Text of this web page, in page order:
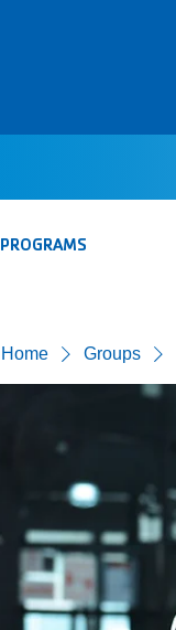
PROGRAMS
Home Groups